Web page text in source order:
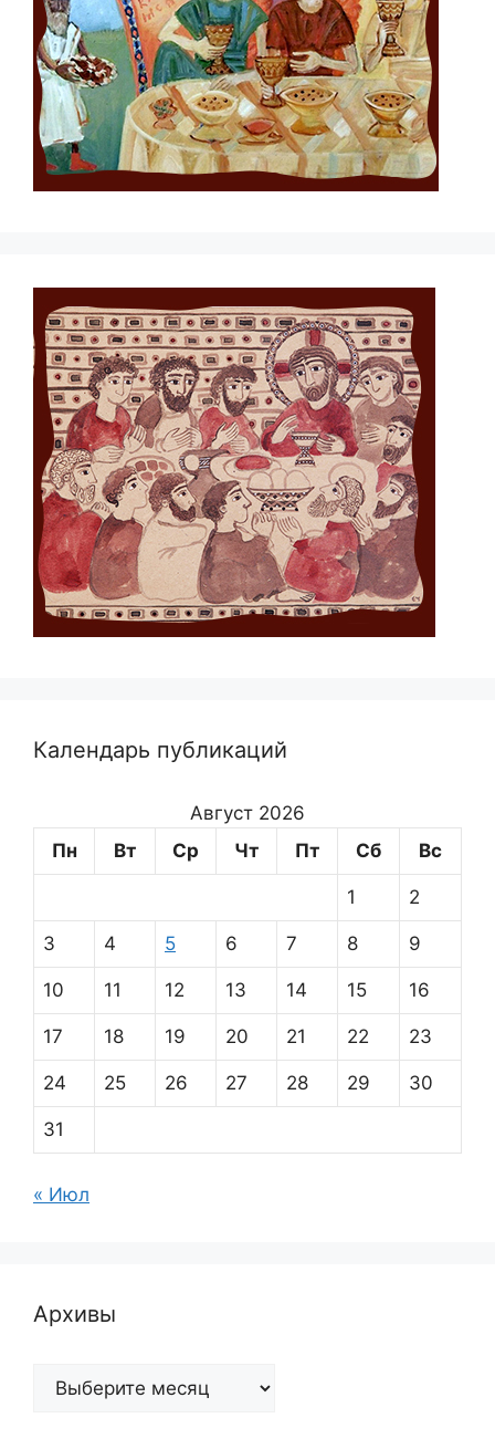
Календарь публикаций
Август 2026
Пн
Вт Ср Чт Пт Сб Вс
1 2
3 4 5 6 7 8 9
10 11 12 13 14 15 16
17 18 19 20 21 22 23
24 25 26 27 28 29 30
31
« Июл
Архивы
Архивы